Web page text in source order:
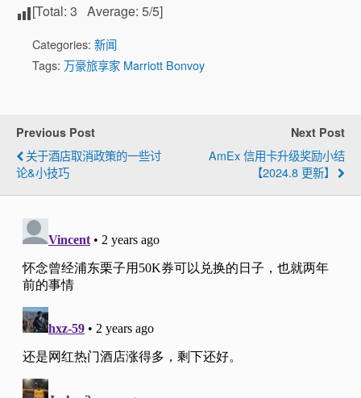
[Total: 3 Average: 5/5]
Categories: 新闻
Tags: 万豪旅享家 Marriott Bonvoy
Previous Post
关于酒店取消政策的一些讨
论&小技巧
Next Post
AmEx 信用卡升级奖励小结
【2024.8 更新】